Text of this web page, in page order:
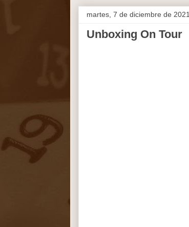
martes, 7 de diciembre de 2021
Unboxing On Tour